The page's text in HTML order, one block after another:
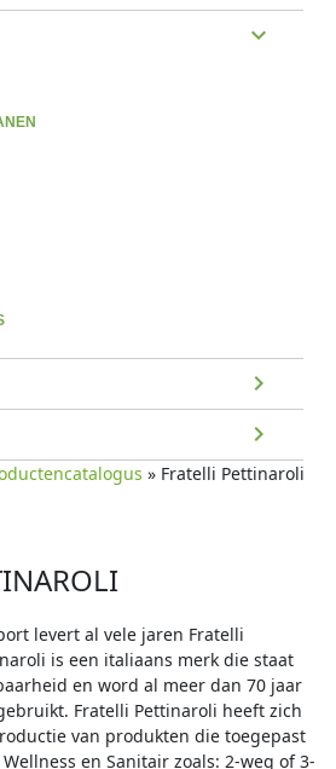
expand_more
chevron_right
chevron_right
» Fratelli Pettinaroli
levert al vele jaren Fratelli
is een italiaans merk die staat
en word al meer dan 70 jaar
Fratelli Pettinaroli heeft zich
van produkten die toegepast
en Sanitair zoals: 2-weg of 3-